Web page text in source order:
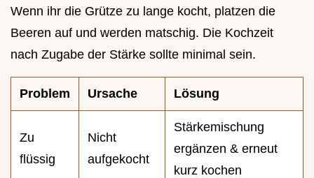
Wenn ihr die Grütze zu lange kocht, platzen die
Beeren auf und werden matschig. Die Kochzeit
nach Zugabe der Stärke sollte minimal sein.
Problem Ursache Lösung
Zu
flüssig
Nicht
aufgekocht
Stärkemischung
ergänzen & erneut
kurz kochen